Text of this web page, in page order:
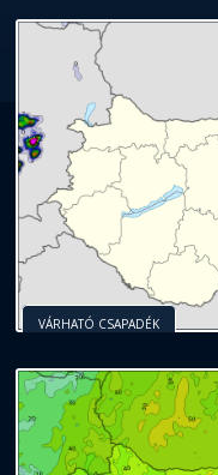
VÁRHATÓ CSAPADÉK